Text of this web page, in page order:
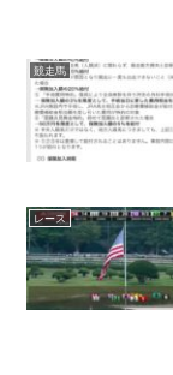
競走馬
レース